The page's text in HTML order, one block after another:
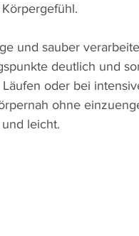
und sauber
deutlich und
oder bei
ohne
leicht.